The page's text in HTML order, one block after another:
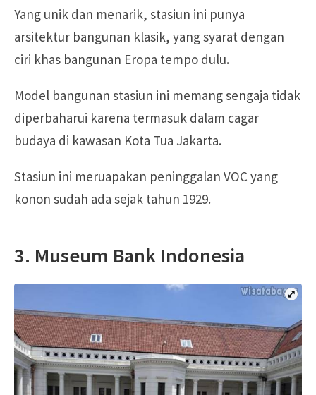
Yang unik dan menarik, stasiun ini punya
arsitektur bangunan klasik, yang syarat dengan
ciri khas bangunan Eropa tempo dulu.
Model bangunan stasiun ini memang sengaja tidak
diperbaharui karena termasuk dalam cagar
budaya di kawasan Kota Tua Jakarta.
Stasiun ini meruapakan peninggalan VOC yang
konon sudah ada sejak tahun 1929.
3. Museum Bank Indonesia